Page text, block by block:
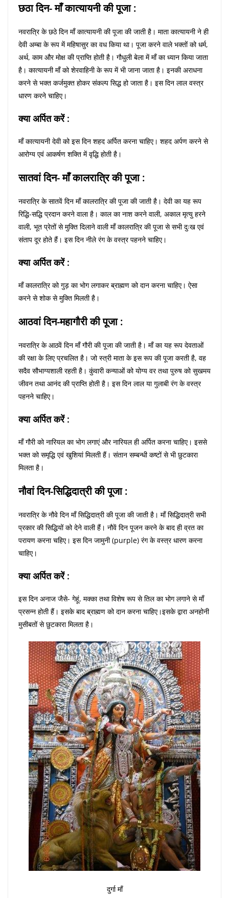
छठा दिन- माँ कात्यायनी की पूजा :
नवरात्रि के छठे दिन माँ कात्यायनी की पूजा की जाती है। माता कात्यायनी ने ही
देवी अम्बा के रूप में महिषासुर का वध किया था। पूजा करने वाले भक्तों को धर्म,
अर्थ, काम और मोक्ष की प्राप्ति होती है। गौधुली बेला में माँ का ध्यान किया जाता
है। कात्यायनी माँ को शेरवाहिनी के रूप में भी जाना जाता है। इनकी अराधना
करने से भक्त कर्जमुक्त होकर संकल्प सिद्ध हो जाता है। इस दिन लाल वस्त्र
धारण करने चाहिए।
क्या अर्पित करें :
माँ कात्यायनी देवी को इस दिन शहद अर्पित करना चाहिए। शहद अर्पण करने से
आरोग्य एवं आकर्षण शक्ति में वृद्धि होती है।
सातवां दिन- माँ कालरात्रि की पूजा :
नवरात्रि के सातवें दिन माँ कालरात्रि की पूजा की जाती है। देवी का यह रूप
रिद्धि-सद्धि प्रदान करने वाला है। काल का नाश करने वाली, अकाल मृत्यु हरने
वाली, भूत प्रेतों से मुक्ति दिलाने वाली माँ कालरात्रि की पूजा से सभी दुःख एवं
संताप दूर होते हैं। इस दिन नीले रंग के वस्त्र पहनने चाहिए।
क्या अर्पित करें :
माँ कालरात्रि को गुड़ का भोग लगाकर ब्राह्मण को दान करना चाहिए। ऐसा
करने से शोक से मुक्ति मिलती है।
आठवां दिन-महागौरी की पूजा :
नवरात्रि के आठवें दिन माँ गौरी की पूजा की जाती है। माँ का यह रूप देवताओं
की रक्षा के लिए प्रचलित है। जो स्त्री माता के इस रूप की पूजा करती है, वह
सदैव सौभाग्यशाली रहती है। कुंवारी कन्याओं को योग्य वर तथा पुरुष को सुखमय
जीवन तथा आनंद की प्राप्ति होती है। इस दिन लाल या गुलाबी रंग के वस्त्र
पहनने चाहिए।
क्या अर्पित करें :
माँ गौरी को नारियल का भोग लगाएं और नारियल ही अर्पित करना चाहिए। इससे
भक्त को समृद्धि एवं खुशियां मिलती हैं। संतान सम्बन्धी कष्टों से भी छुटकारा
मिलता है।
नौवां दिन-सिद्धिदात्री की पूजा :
नवरात्रि के नौवे दिन माँ सिद्धिदात्री की पूजा की जाती है। माँ सिद्धिदात्री सभी
प्रकार की सिद्धियों को देने वाली हैं। नौवें दिन पूजन करने के बाद ही व्रत का
परायण करना चहिए। इस दिन जामुनी (purple) रंग के वस्त्र धारण करना
चाहिए।
क्या अर्पित करें :
इस दिन अनाज जैसे- गेहूं, मक्का तथा विशेष रूप से तिल का भोग लगाने से माँ
प्रसन्न होती हैं। इसके बाद ब्राह्मण को दान करना चाहिए।इसकेद्वारा अनहोनी
मुसीबतों से छुटकारा मिलता है।
दुर्गा माँ